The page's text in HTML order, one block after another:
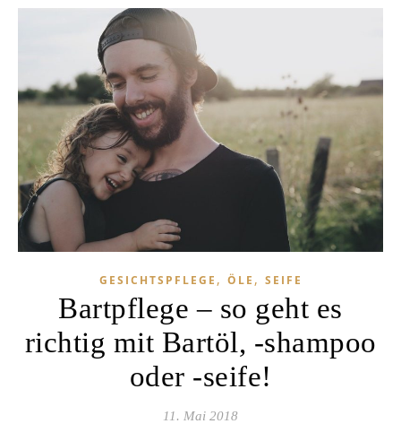
GESICHTSPFLEGE , ÖLE , SEIFE
Bartpflege – so geht es
richtig mit Bartöl, -shampoo
oder -seife!
11. Mai 2018